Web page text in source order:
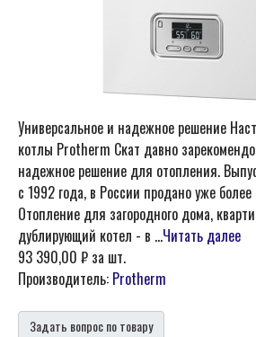
Универсальное и надежное решение
котлы Protherm Скат давно
надежное решение для отопления.
с 1992 года, в России продано уже
Отопление для загородного дома,
дублирующий котел - в ...Читать далее
93 390,00 ₽ за шт.
Производитель: Protherm
Задать вопрос по товару